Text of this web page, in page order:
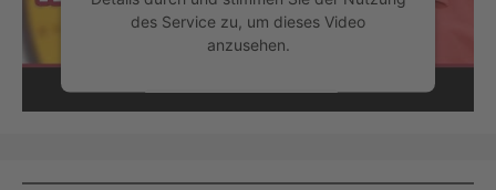
des Service zu, um dieses Video
anzusehen.
Mehr Informationen